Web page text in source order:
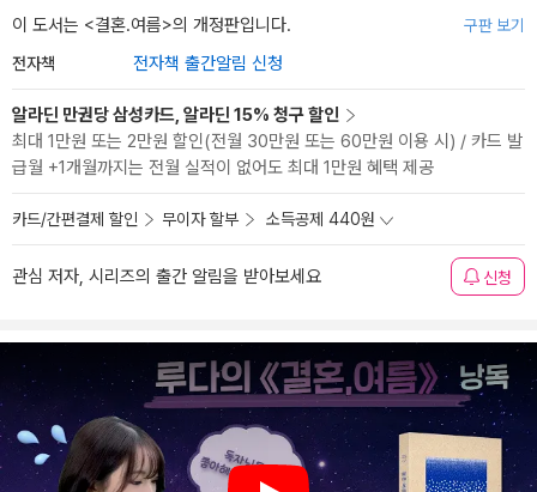
이 도서는 <결혼.여름>의 개정판입니다. 구판 보기
전자책 전자책 출간알림 신청
알라딘 만권당 삼성카드, 알라딘 15% 청구 할인
최대 1만원 또는 2만원 할인(전월 30만원 또는 60만원 이용 시) / 카드 발
급월 +1개월까지는 전월 실적이 없어도 최대 1만원 혜택 제공
카드/간편결제 할인 무이자 할부 소득공제 440원
관심 저자, 시리즈의 출간 알림을 받아보세요 신청